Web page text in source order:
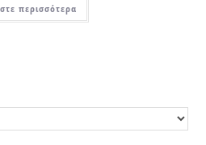
περισσότερα